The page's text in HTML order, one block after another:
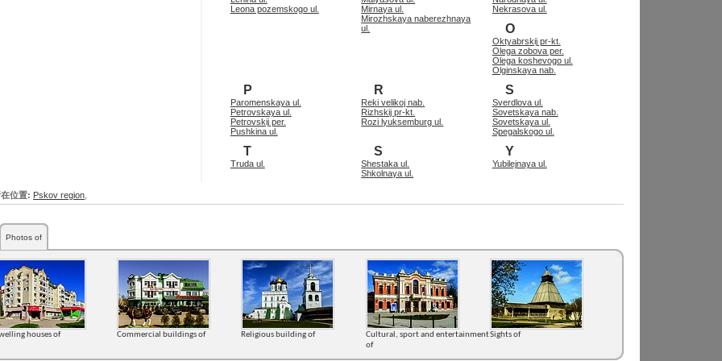
Leona pozemskogo ul.
Mirnaya ul.
Mirozhskaya naberezhnaya
ul.
Nekrasova ul.
O
Oktyabrskij pr-kt.
Olega zobova per.
Olega koshevogo ul.
Olginskaya nab.
P
Paromenskaya ul.
Petrovskaya ul.
Petrovskij per.
Pushkina ul.
R
Reki velikoj nab.
Rizhskij pr-kt.
Rozi lyuksemburg ul.
S
Sverdlova ul.
Sovetskaya nab.
Sovetskaya ul.
Spegalskogo ul.
T
Truda ul.
S
Shestaka ul.
Shkolnaya ul.
Y
Yubilejnaya ul.
位置: Pskov region
Photos of
houses of Commercial buildings of Religious building of
Cultural, sport and entertainment
of
Sights of